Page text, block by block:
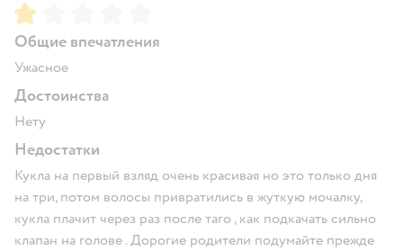
Рейтинг:
Общие впечатления
Ужасное
Достоинства
Нету
Недостатки
Кукла на первый взляд очень красивая но это только дня
на три, потом волосы привратились в жуткую мочалку,
кукла плачит через раз после таго , как подкачать сильно
клапан на голове . Дорогие родители подумайте прежде